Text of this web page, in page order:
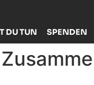
DU TUN SPENDEN